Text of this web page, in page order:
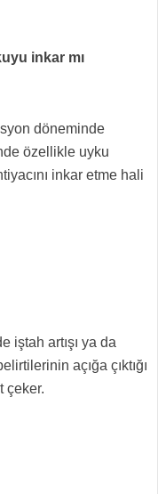
inkar mı
döneminde
özellikle uyku
inkar etme hali
iştah artışı ya da
açığa çıktığı
çeker.